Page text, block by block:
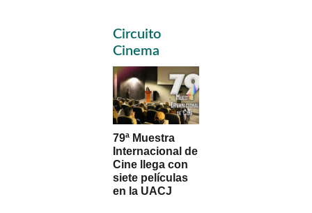
Primary
Sidebar
Circuito
Cinema
79ª Muestra
Internacional de
Cine llega con
siete películas
en la UACJ